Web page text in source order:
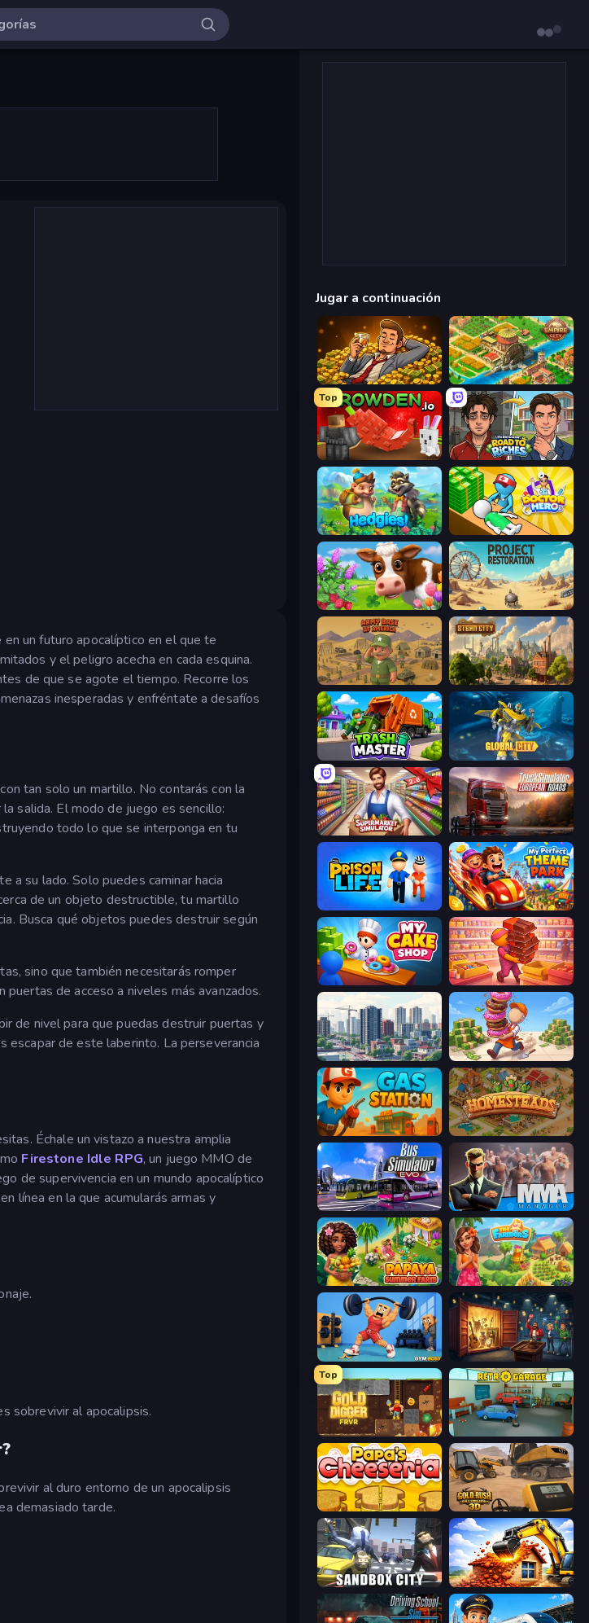
un futuro apocalíptico en el que te
y el peligro acecha en cada esquina.
de que se agote el tiempo. Recorre los
inesperadas y enfréntate a desafíos
tan solo un martillo. No contarás con la
salida. El modo de juego es sencillo:
todo lo que se interponga en tu
a su lado. Solo puedes caminar hacia
de un objeto destructible, tu martillo
Busca qué objetos puedes destruir según
sino que también necesitarás romper
de acceso a niveles más avanzados.
de nivel para que puedas destruir puertas y
escapar de este laberinto. La perseverancia
Échale un vistazo a nuestra amplia
Firestone Idle RPG, un juego MMO de
de supervivencia en un mundo apocalíptico
línea en la que acumularás armas y
sobrevivir al apocalipsis.
al duro entorno de un apocalipsis
demasiado tarde.
Jugar a continuación
Idle Billionaire Tycoon Empire City
Top
Grow A Garden | Growden.io Life Simulator: Road to Riches
Hedgies Doctor Hero
Country Life Meadows Project Restoration
Army Base Of America Steam City
Trash Master Global City
Supermarket Simulator: Store Manager Truck Simulator: European Roads
Prison Life My Perfect Theme Park
My Cake Shop Candy Packing Store
SuperCity 3D Donut Place
Gas Station Homesteads: Dream Farm
Bus Simulator: EVO MMA Manager 2
Papaya Summer Farm The Farmers
Gym Boss Container Auction
Top
Gold Digger FRVR
Papa's Cheeseria Gold Rush: Gold Simulator 3D
Sandbox City City Constructor